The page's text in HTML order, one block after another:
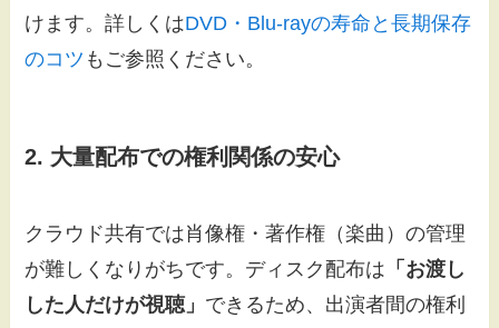
けます。詳しくはDVD・Blu-rayの寿命と長期保存
のコツ もご参照ください。
2. 大量配布での権利関係の安心
クラウド共有では肖像権・著作権（楽曲）の管理
が難しくなりがちです。ディスク配布は 「お渡し
した人だけが視聴」 できるため、出演者間の権利